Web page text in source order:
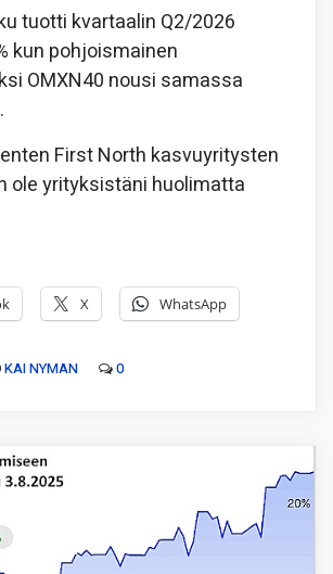
tuotti kvartaalin Q2/2026
kun pohjoismainen
OMXN40 nousi samassa
First North kasvuyritysten
ole yrityksistäni huolimatta
X WhatsApp
KAI NYMAN 0